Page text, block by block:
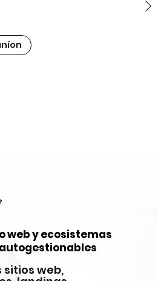
web y ecosistemas
sitios web,